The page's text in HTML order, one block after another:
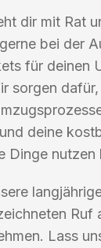
dir mit Rat
bei der
für deinen
sorgen
deine
Dinge nutzen
Ruf
Lass